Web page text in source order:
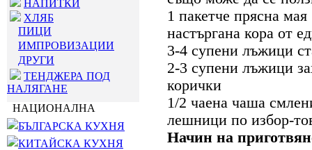
НАПИТКИ
ХЛЯБ
ПИЦИ
ИМПРОВИЗАЦИИ
ДРУГИ
ТЕНДЖЕРА ПОД
НАЛЯГАНЕ
НАЦИОНАЛНА
БЪЛГАРСКА КУХНЯ
КИТАЙСКА КУХНЯ
1 пакетче прясна мая
настъргана кора от
3-4 супени лъжици
2-3 супени лъжици
корички
1/2 чаена чаша
лешници по избор-
Начин на